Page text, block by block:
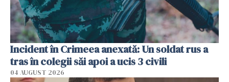
Incident în Crimeea anexată: Un soldat rus a
tras în colegii săi apoi a ucis 3 civili
04 AUGUST 2026